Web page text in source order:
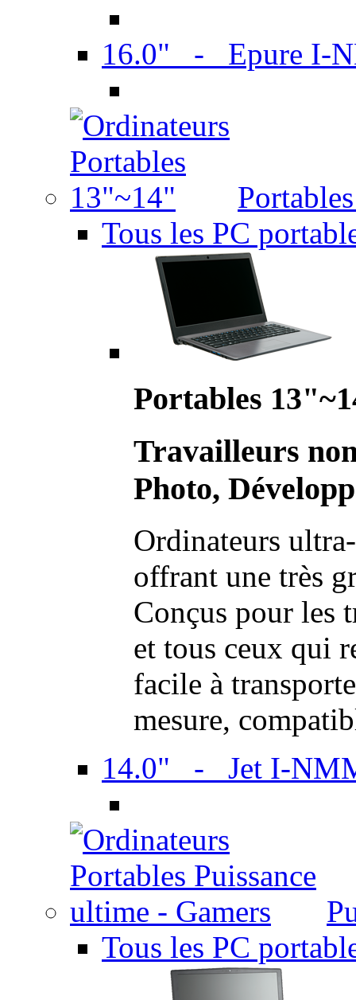
16.0" - Epure I-
Tous les PC
Portables
Travailleurs
Photo,
Ordinateurs
offrant une très
Conçus pour les
et tous ceux qui
facile à
mesure,
14.0" - Jet I-
Tous les PC